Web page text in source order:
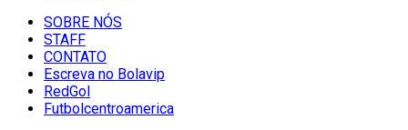
SOBRE NÓS
STAFF
CONTATO
Escreva no Bolavip
RedGol
Futbolcentroamerica